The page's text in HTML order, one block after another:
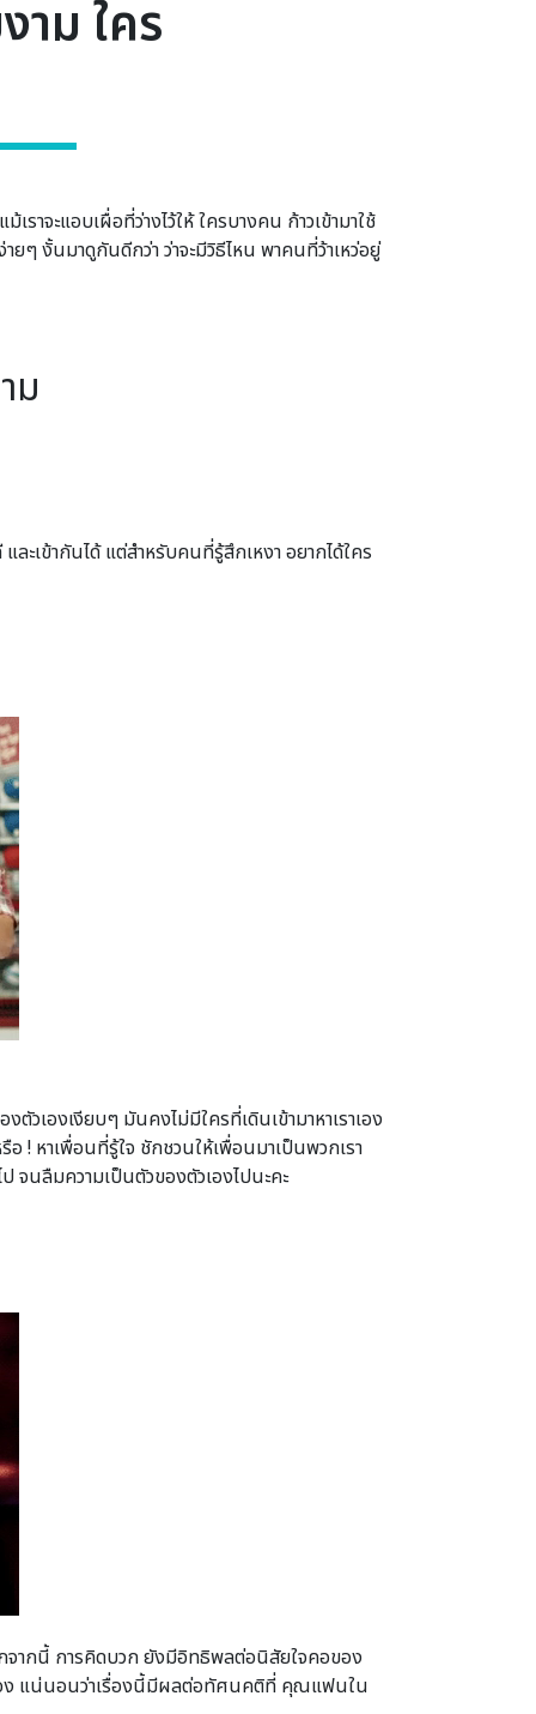
าม ใคร
าจะแอบเผื่อที่ว่างไว้ให้ ใครบางคน ก้าวเข้ามาใช้
ยๆ งั้นมาดูกันดีกว่า ว่าจะมีวิธีไหน พาคนที่ว้าเหว่อยู่
ม
ะเข้ากันได้ แต่สำหรับคนที่รู้สึกเหงา อยากได้ใคร
เองเงียบๆ มันคงไม่มีใครที่เดินเข้ามาหาเราเอง
อ ! หาเพื่อนที่รู้ใจ ชักชวนให้เพื่อนมาเป็นพวกเรา
จนลืมความเป็นตัวของตัวเองไปนะคะ
ากนี้ การคิดบวก ยังมีอิทธิพลต่อนิสัยใจคอของ
เอง แน่นอนว่าเรื่องนี้มีผลต่อทัศนคติที่ คุณแฟนใน